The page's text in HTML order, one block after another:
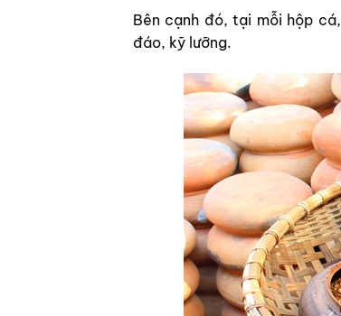
Bên cạnh đó, tại mỗi hộp cá,
đáo, kỹ lưỡng.